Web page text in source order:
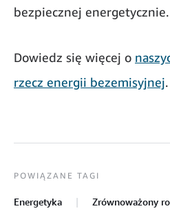
bezpiecznej energetycznie.
Dowiedz się więcej o
rzecz energii bezemisyjnej.
POWIĄZANE TAGI
Energetyka Zrównoważony